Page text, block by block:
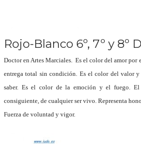
Rojo-Blanco 6º, 7º y 8º
Doctor en Artes Marciales. Es el color del amor por
entrega total sin condición. Es el color del valor
saber. Es el color de la emoción y el fuego.
consiguiente, de cualquier ser vivo. Representa
Fuerza de voluntad y vigor.